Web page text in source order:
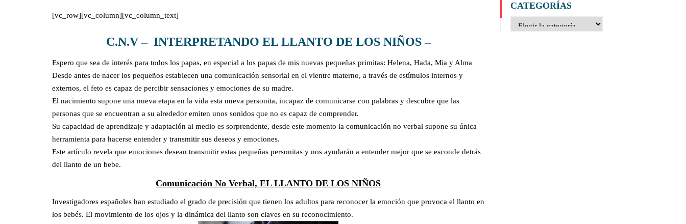
[vc_row][vc_column][vc_column_text]
C.N.V – INTERPRETANDO EL LLANTO DE LOS NIÑOS –
Espero que sea de interés para todos los papas, en especial a los papas de mis nuevas pequeñas primitas: Helena, Hada, Mia y Alma
Desde antes de nacer los pequeños establecen una comunicación sensorial en el vientre materno, a través de estímulos internos y
externos, el feto es capaz de percibir sensaciones y emociones de su madre.
El nacimiento supone una nueva etapa en la vida esta nueva personita, incapaz de comunicarse con palabras y descubre que las
personas que se encuentran a su alrededor emiten unos sonidos que no es capaz de comprender.
Su capacidad de aprendizaje y adaptación al medio es sorprendente, desde este momento la comunicación no verbal supone su única
herramienta para hacerse entender y transmitir sus deseos y emociones.
Este artículo revela que emociones desean transmitir estas pequeñas personitas y nos ayudarán a entender mejor que se esconde detrás
del llanto de un bebe.
Comunicación No Verbal, EL LLANTO DE LOS NIÑOS
Investigadores españoles han estudiado el grado de precisión que tienen los adultos para reconocer la emoción que provoca el llanto en
los bebés. El movimiento de los ojos y la dinámica del llanto son claves en su reconocimiento.
CATEGORÍAS